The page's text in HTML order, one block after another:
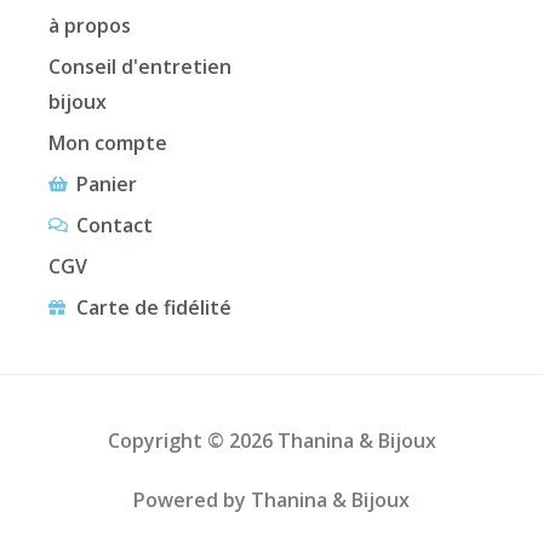
à propos
Conseil d'entretien
bijoux
Mon compte
Panier
Contact
CGV
Carte de fidélité
Copyright © 2026 Thanina & Bijoux
Powered by Thanina & Bijoux